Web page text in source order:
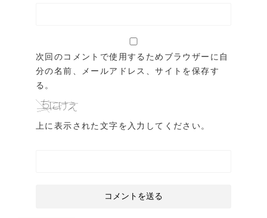
次回のコメントで使用するためブラウザーに自
分の名前、メールアドレス、サイトを保存す
る。
上に表示された文字を入力してください。